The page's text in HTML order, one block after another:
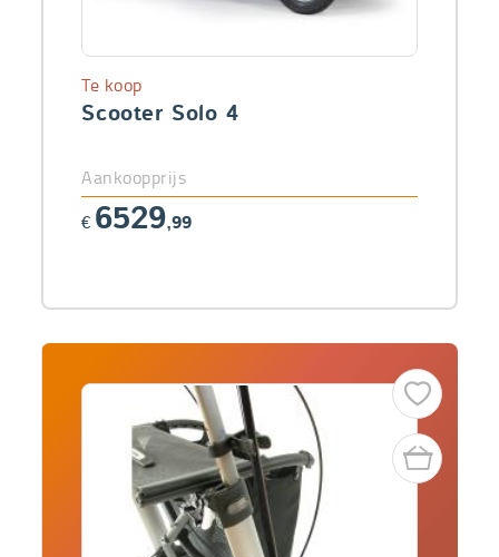
Scooter Solo 4
Te koop
Aankoopprijs
€ 6529,99